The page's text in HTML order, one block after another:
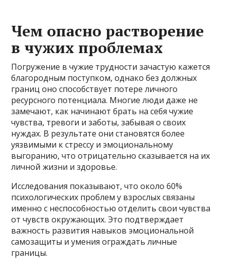
Чем опасно растворение
в чужих проблемах
Погружение в чужие трудности зачастую кажется
благородным поступком, однако без должных
границ оно способствует потере личного
ресурсного потенциала. Многие люди даже не
замечают, как начинают брать на себя чужие
чувства, тревоги и заботы, забывая о своих
нуждах. В результате они становятся более
уязвимыми к стрессу и эмоциональному
выгоранию, что отрицательно сказывается на их
личной жизни и здоровье.
Исследования показывают, что около 60%
психологических проблем у взрослых связаны
именно с неспособностью отделить свои чувства
от чувств окружающих. Это подтверждает
важность развития навыков эмоциональной
самозащиты и умения ограждать личные
границы.